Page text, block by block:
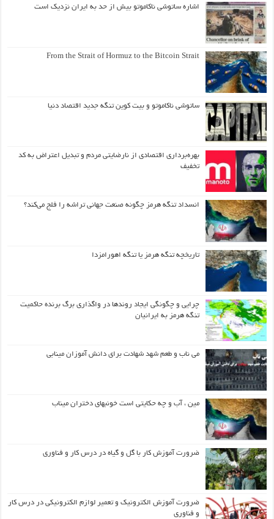
اشاره ساتوشی ناکاموتو بیش از حد به ایران نزدیک است
From the Strait of Hormuz to the Bitcoin Strait
ساتوشی ناکاموتو و بیت کوین تنگه جدید اقتصاد دنیا
بهره‌برداری اقتصادی از نارضایتی مردم و تبدیل اعتراض به کد
تخفیف
انسداد تنگه هرمز چگونه صنعت جهانی تراشه را فلج می‌کند؟
تاریخچه تنگه هرمز یا تنگه اهورامزدا
چرایی و چگونگی ایجاد روندها در واگذاری برگ برنده حاکمیت
تنگه هرمز به ایرانیان
می ناب و طعم شهد شهادت برای دانش آموزان مینابی
مین ، آب و چه حکایتی است خونبهای دختران میناب
ضرورت آموزش کار با گل و گیاه در درس کار و فناوری
ضرورت آموزش الکترونیک و تعمیر لوازم الکترونیکی در درس کار
و فناوری